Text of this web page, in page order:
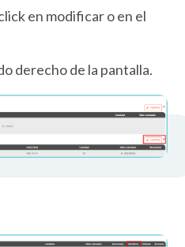
en modificar o en el
derecho de la pantalla.